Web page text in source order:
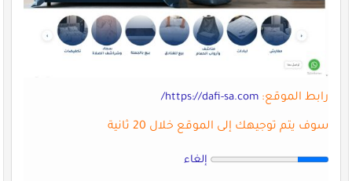
رابط الموقع: https://dafi-sa.com/
سوف يتم توجيهك إلى الموقع خلال 20 ثانية
إلغاء